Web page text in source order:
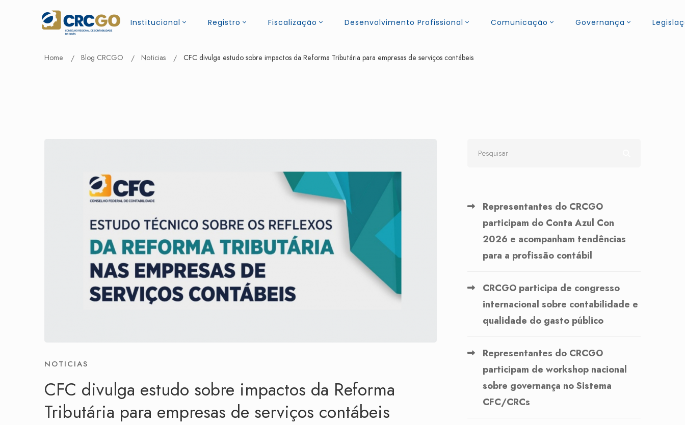
Institucional Registro Fiscalização Desenvolvimento Profissional Comunicação Governança
Home Blog CRCGO Noticias CFC divulga estudo sobre impactos da Reforma Tributária para empresas de serviços contábeis
NOTICIAS
CFC divulga estudo sobre impactos da Reforma
Tributária para empresas de serviços contábeis
Representantes do CRCGO
participam do Conta Azul Con
2026 e acompanham tendências
para a profissão contábil
CRCGO participa de congresso
internacional sobre contabilidade e
qualidade do gasto público
Representantes do CRCGO
participam de workshop nacional
sobre governança no Sistema
CFC/CRCs